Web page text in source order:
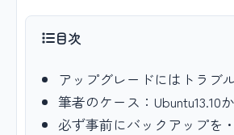
目次
アップグレードにはトラブ
筆者のケース：Ubuntu13.10
必ず事前にバックアップを